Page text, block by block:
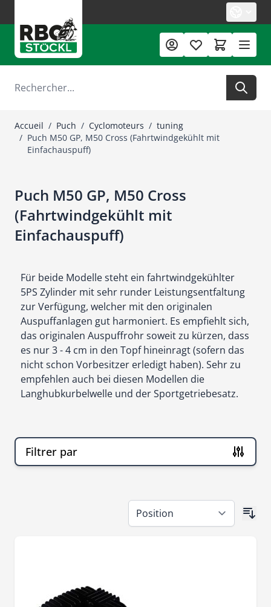
Rechercher
Accueil / Puch / Cyclomoteurs / tuning
/ Puch M50 GP, M50 Cross (Fahrtwindgekühlt mit
Einfachauspuff)
Puch M50 GP, M50 Cross
(Fahrtwindgekühlt mit
Einfachauspuff)
Für beide Modelle steht ein fahrtwindgekühlter
5PS Zylinder mit sehr runder Leistungsentfaltung
zur Verfügung, welcher mit den originalen
Auspuffanlagen gut harmoniert. Es empfiehlt sich,
das originalen Auspuffrohr soweit zu kürzen, dass
es nur 3 - 4 cm in den Topf hineinragt (sofern das
nicht schon Vorbesitzer erledigt haben). Sehr zu
empfehlen auch bei diesen Modellen die
Langhubkurbelwelle und der Sportgetriebesatz.
Filtrer par